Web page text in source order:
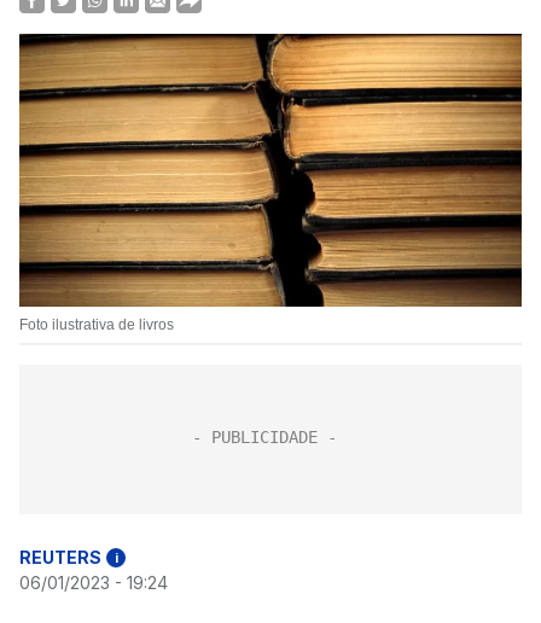
Foto ilustrativa de livros
REUTERS i
06/01/2023 - 19:24